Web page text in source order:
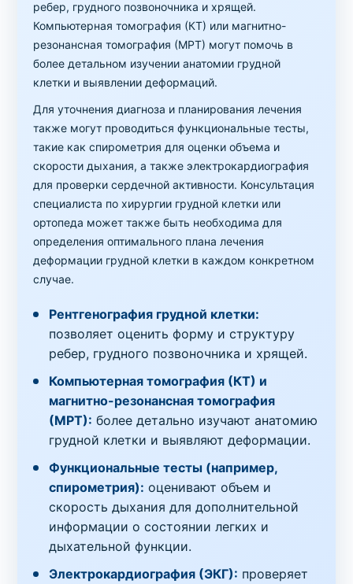
ребер, грудного позвоночника и хрящей.
Компьютерная томография (КТ) или магнитно-
резонансная томография (МРТ) могут помочь в
более детальном изучении анатомии грудной
клетки и выявлении деформаций.
Для уточнения диагноза и планирования лечения
также могут проводиться функциональные тесты,
такие как спирометрия для оценки объема и
скорости дыхания, а также электрокардиография
для проверки сердечной активности. Консультация
специалиста по хирургии грудной клетки или
ортопеда может также быть необходима для
определения оптимального плана лечения
деформации грудной клетки в каждом конкретном
случае.
Рентгенография грудной клетки:
позволяет оценить форму и структуру
ребер, грудного позвоночника и хрящей.
Компьютерная томография (КТ) и
магнитно-резонансная томография
(МРТ): более детально изучают анатомию
грудной клетки и выявляют деформации.
Функциональные тесты (например,
спирометрия): оценивают объем и
скорость дыхания для дополнительной
информации о состоянии легких и
дыхательной функции.
Электрокардиография (ЭКГ): проверяет